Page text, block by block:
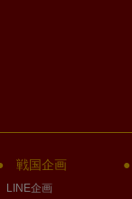
戦国企画
LINE企画